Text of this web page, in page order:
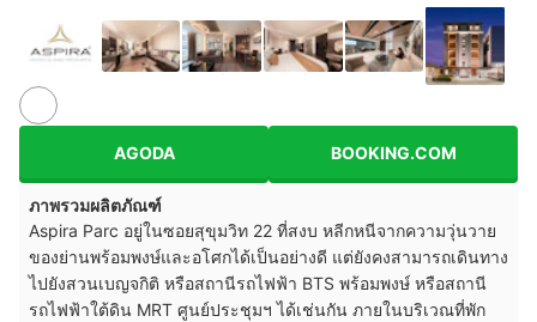
AGODA BOOKING.COM
ภาพรวมผลิตภัณฑ์
Aspira Parc อยู่ในซอยสุขุมวิท 22 ที่สงบ หลีกหนีจากความวุ่นวาย
ของย่านพร้อมพงษ์และอโศกได้เป็นอย่างดี แต่ยังคงสามารถเดินทาง
ไปยังสวนเบญจกิติ หรือสถานีรถไฟฟ้า BTS พร้อมพงษ์ หรือสถานี
รถไฟฟ้าใต้ดิน MRT ศูนย์ประชุมฯ ได้เช่นกัน ภายในบริเวณที่พัก